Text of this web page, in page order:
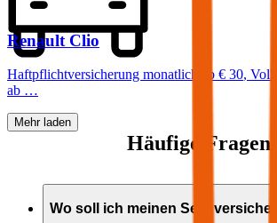
Renault Clio
Haftpflichtversicherung monatlich ab € 30,
ab …
Mehr laden
Häufige Fragen
Wo soll ich meinen Seat